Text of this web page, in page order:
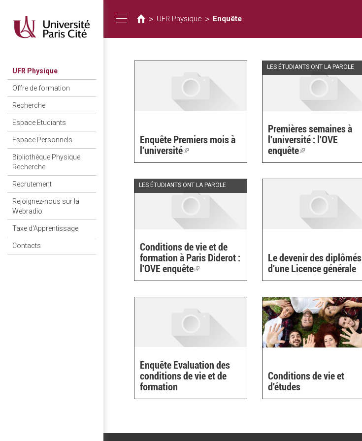
UFR Physique
Offre de formation
Recherche
Espace Etudiants
Espace Personnels
Bibliothèque Physique
Recherche
Recrutement
Rejoignez-nous sur la
Webradio
Taxe d'Apprentissage
Contacts
Toggle
navigation
在
這
> UFR Physique > Enquête
Enquête Premiers mois à
l'université(link
is
LES ÉTUDIANTS ONT LA PAROLE
Premières semaines à
l'université : l'OVE
enquête(link
is
LES ÉTUDIANTS ONT LA PAROLE
Conditions de vie et de
formation à Paris Diderot :
l'OVE enquête(link
is
Le devenir des diplômés
d'une Licence générale
Enquête Evaluation des
conditions de vie et de
formation
Conditions de vie et
d'études